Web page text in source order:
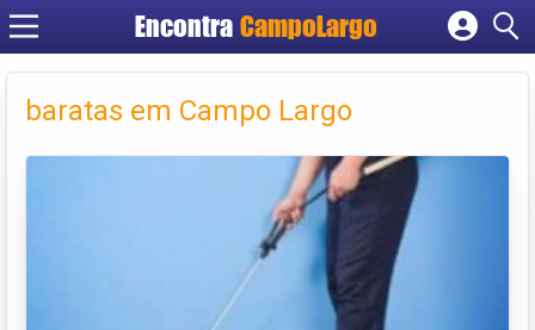
Encontra CampoLargo
Cadastrar empresa
Criar conta
baratas em Campo Largo